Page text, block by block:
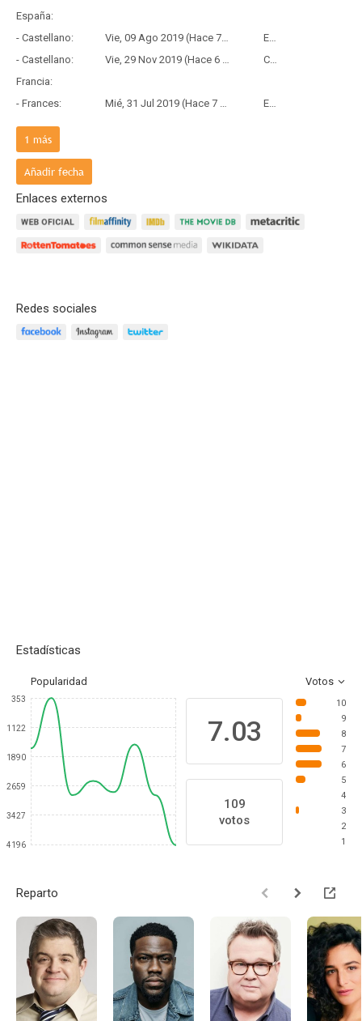
España:
- Castellano:
Vie, 09 Ago 2019 (Hace 7 años)
Estreno
- Castellano:
Vie, 29 Nov 2019 (Hace 6 años y 8 meses)
Copia Física
Francia:
- Frances:
Mié, 31 Jul 2019 (Hace 7 años)
Estreno
País de origen:
- V.O:
1 más
Añadir fecha
Enlaces externos
Redes sociales
Estadísticas
Popularidad Votos
353
1122
1890
2659
3427
4196
7.03
109
votos
10
9
8
7
6
5
4
3
2
1
Reparto